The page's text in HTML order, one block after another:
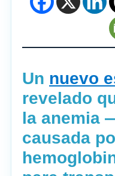
Un nuevo
revelado
la anemia
causada